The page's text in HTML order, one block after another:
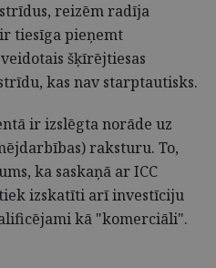
reizēm radīja
tiesīga pieņemt
šķīrējtiesas
kas nav starptautisks.
ir izslēgta norāde uz
raksturu. To,
ka saskaņā ar ICC
izskatīti arī investīciju
kā "komerciāli".